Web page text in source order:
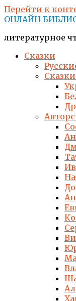
Перейти к
ОНЛАЙН
литературное
Сказки